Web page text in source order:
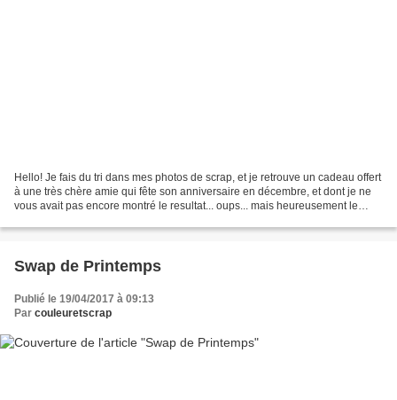
Hello! Je fais du tri dans mes photos de scrap, et je retrouve un cadeau offert
à une très chère amie qui fête son anniversaire en décembre, et dont je ne
vous avait pas encore montré le resultat... oups... mais heureusement le
Swap de Printemps
Publié le 19/04/2017 à 09:13
Par couleuretscrap